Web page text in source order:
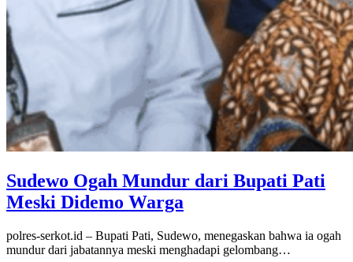
Sudewo Ogah Mundur dari Bupati Pati
Meski Didemo Warga
polres-serkot.id – Bupati Pati, Sudewo, menegaskan bahwa ia ogah
mundur dari jabatannya meski menghadapi gelombang…